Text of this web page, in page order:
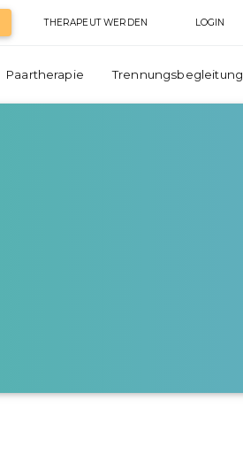
THERAPEUT WERDEN LOGIN
Paartherapie Trennungsbegleitung